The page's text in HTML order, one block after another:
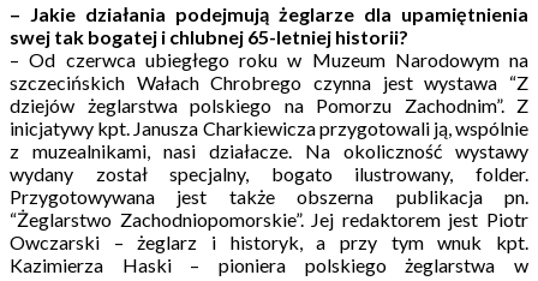
– Jakie działania podejmują żeglarze dla upamiętnienia
swej tak bogatej i chlubnej 65-letniej historii?
– Od czerwca ubiegłego roku w Muzeum Narodowym na
szczecińskich Wałach Chrobrego czynna jest wystawa “Z
dziejów żeglarstwa polskiego na Pomorzu Zachodnim”. Z
inicjatywy kpt. Janusza Charkiewicza przygotowali ją, wspólnie
z muzealnikami, nasi działacze. Na okoliczność wystawy
wydany został specjalny, bogato ilustrowany, folder.
Przygotowywana jest także obszerna publikacja pn.
“Żeglarstwo Zachodniopomorskie”. Jej redaktorem jest Piotr
Owczarski – żeglarz i historyk, a przy tym wnuk kpt.
Kazimierza Haski – pioniera polskiego żeglarstwa w